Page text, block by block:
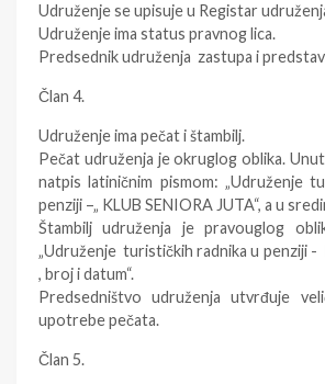
Udruženje se upisuje u Registar
Udruženje ima status pravnog lica.
Predsednik udruženja zastupa i
Član 4.
Udruženje ima pečat i štambilj.
Pečat udruženja je okruglog oblika.
natpis latiničnim pismom: „Udruženje
penziji –„ KLUB SENIORA JUTA“, a u
Štambilj udruženja je pravouglog
„Udruženje turističkih radnika u penziji -
, broj i datum“.
Predsedništvo udruženja utvrđuje
upotrebe pečata.
Član 5.